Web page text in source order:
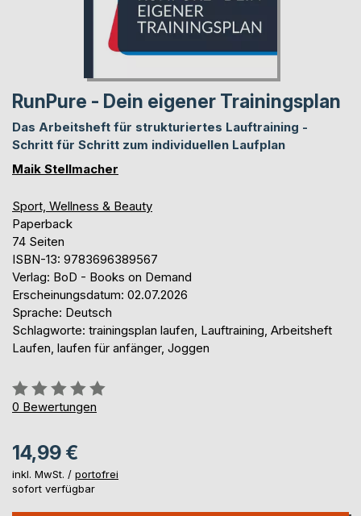
RunPure - Dein eigener Trainingsplan
Das Arbeitsheft für strukturiertes Lauftraining -
Schritt für Schritt zum individuellen Laufplan
Maik Stellmacher
Sport, Wellness & Beauty
Paperback
74 Seiten
ISBN-13: 9783696389567
Verlag: BoD - Books on Demand
Erscheinungsdatum: 02.07.2026
Sprache: Deutsch
Schlagworte: trainingsplan laufen, Lauftraining, Arbeitsheft
Laufen, laufen für anfänger, Joggen
Bewertung::
0%
0 Bewertungen
14,99 €
inkl. MwSt. / portofrei
sofort verfügbar